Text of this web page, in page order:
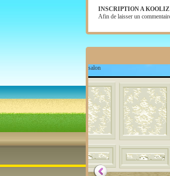
INSCRIPTION A
Afin de laisser un
salon